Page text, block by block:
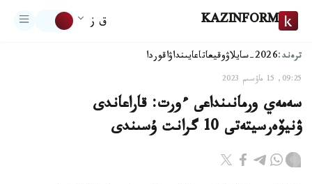
KAZINFORM ق ز
ترەند:2026-سايلاۋ وقيعاتاعايىنداۋاقوردا
09:25, 15 ماۋسىم 2023
سەمەي ورمانىنداعى ءورت: قاراعاندى
ۋنيۆەرسيتەتى 10 گرانت ۇسىندى